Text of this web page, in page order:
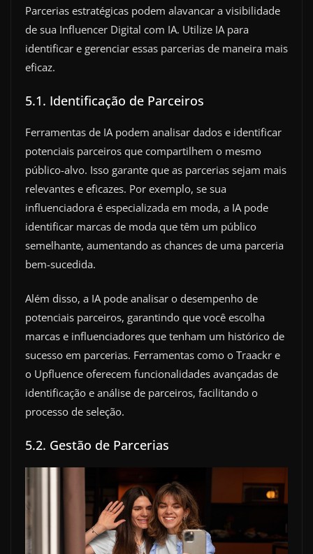
Parcerias estratégicas podem alavancar a visibilidade
de sua Influencer Digital com IA. Utilize IA para
identificar e gerenciar essas parcerias de maneira mais
eficaz.
5.1. Identificação de Parceiros
Ferramentas de IA podem analisar dados e identificar
potenciais parceiros que compartilhem o mesmo
público-alvo. Isso garante que as parcerias sejam mais
relevantes e eficazes. Por exemplo, se sua
influenciadora é especializada em moda, a IA pode
identificar marcas de moda que têm um público
semelhante, aumentando as chances de uma parceria
bem-sucedida.
Além disso, a IA pode analisar o desempenho de
potenciais parceiros, garantindo que você escolha
marcas e influenciadores que tenham um histórico de
sucesso em parcerias. Ferramentas como o Traackr e
o Upfluence oferecem funcionalidades avançadas de
identificação e análise de parceiros, facilitando o
processo de seleção.
5.2. Gestão de Parcerias